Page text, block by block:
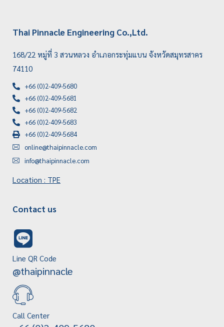
Thai Pinnacle Engineering Co.,Ltd.
168/22 หมู่ที่ 3 สวนหลวง อำเภอกระทุ่มแบน จังหวัดสมุทรสาคร
74110
+66 (0)2-409-5680
+66 (0)2-409-5681
+66 (0)2-409-5682
+66 (0)2-409-5683
+66 (0)2-409-5684
online@thaipinnacle.com
info@thaipinnacle.com
Location : TPE
Contact us
Line QR Code
@thaipinnacle
Call Center